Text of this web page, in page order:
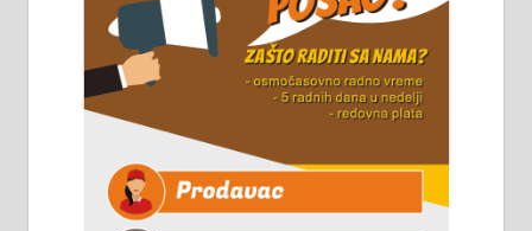
Чистим све врсте димњака.
061/32-13-445